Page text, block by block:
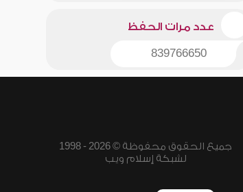
عدد مرات الحفظ
839766650
جميع الحقوق محفوظة © 2026 - 1998
لشبكة إسلام ويب